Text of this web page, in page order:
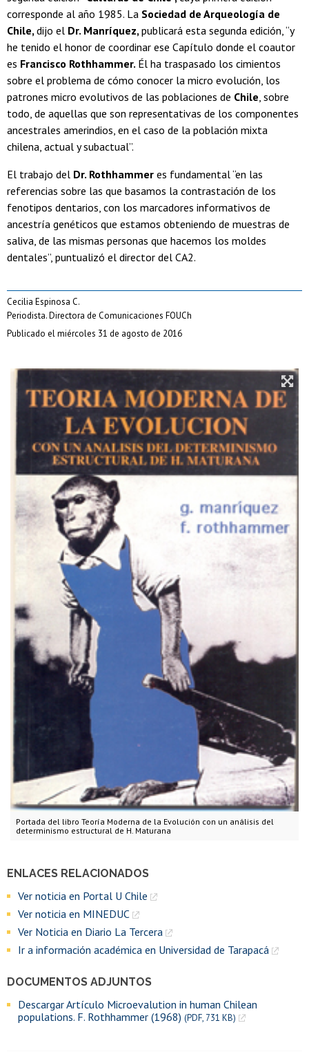
Portada del libro Teoría Moderna de la Evolución con un análisis del
determinismo estructural de H. Maturana
ENLACES RELACIONADOS
Ver noticia en Portal U Chile
Ver noticia en MINEDUC
Ver Noticia en Diario La Tercera
Ir a información académica en Universidad de Tarapacá
DOCUMENTOS ADJUNTOS
Descargar Artículo Microevalution in human Chilean
populations. F. Rothhammer (1968) (PDF, 731 KB)
corresponde al año 1985. La Sociedad de Arqueología de
Chile, dijo el Dr. Manríquez, publicará esta segunda edición, “y
he tenido el honor de coordinar ese Capítulo donde el coautor
es Francisco Rothhammer. Él ha traspasado los cimientos
sobre el problema de cómo conocer la micro evolución, los
patrones micro evolutivos de las poblaciones de Chile , sobre
todo, de aquellas que son representativas de los componentes
ancestrales amerindios, en el caso de la población mixta
chilena, actual y subactual”.
El trabajo del Dr. Rothhammer es fundamental “en las
referencias sobre las que basamos la contrastación de los
fenotipos dentarios, con los marcadores informativos de
ancestría genéticos que estamos obteniendo de muestras de
saliva, de las mismas personas que hacemos los moldes
dentales”, puntualizó el director del CA2.
Cecilia Espinosa C.
Periodista. Directora de Comunicaciones FOUCh
Publicado el miércoles 31 de agosto de 2016